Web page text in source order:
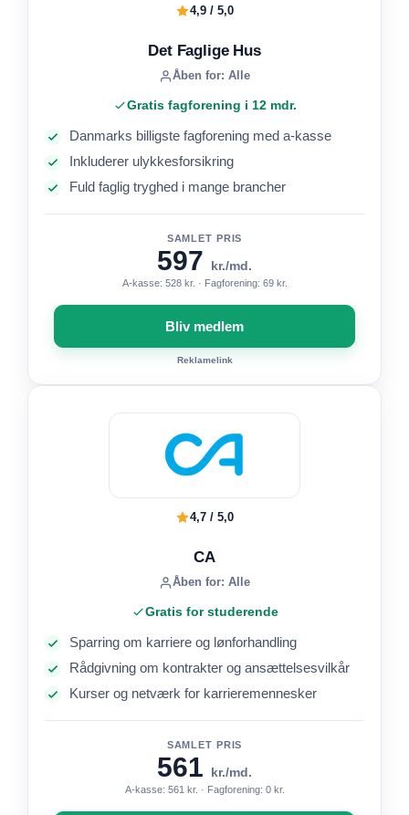
4,9 / 5,0
Det Faglige Hus
Åben for: Alle
Gratis fagforening i 12 mdr.
Danmarks billigste fagforening med a-kasse
Inkluderer ulykkesforsikring
Fuld faglig tryghed i mange brancher
SAMLET PRIS
597 kr./md.
A-kasse: 528 kr. · Fagforening: 69 kr.
Bliv medlem
Reklamelink
4,7 / 5,0
CA
Åben for: Alle
Gratis for studerende
Sparring om karriere og lønforhandling
Rådgivning om kontrakter og ansættelsesvilkår
Kurser og netværk for karrieremennesker
SAMLET PRIS
561 kr./md.
A-kasse: 561 kr. · Fagforening: 0 kr.